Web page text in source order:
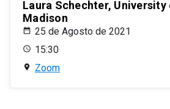
Laura Schechter, University
Madison
25 de Agosto de 2021
15:30
Zoom